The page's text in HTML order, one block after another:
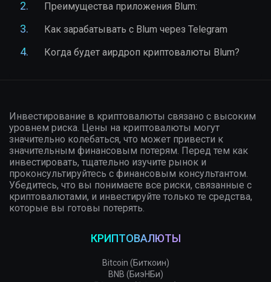
Преимущества приложения Blum:
Как зарабатывать с Blum через Telegram
Когда будет аирдроп криптовалюты Blum?
Инвестирование в криптовалюты связано с высоким
уровнем риска. Цены на криптовалюты могут
значительно колебаться, что может привести к
значительным финансовым потерям. Перед тем как
инвестировать, тщательно изучите рынок и
проконсультируйтесь с финансовым консультантом.
Убедитесь, что вы понимаете все риски, связанные с
криптовалютами, и инвестируйте только те средства,
которые вы готовы потерять.
КРИПТОВАЛЮТЫ
Bitcoin (Биткоин)
BNB (БиэНБи)